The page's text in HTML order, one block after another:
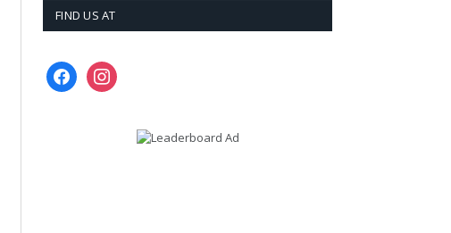
FIND US AT
facebookinstagram